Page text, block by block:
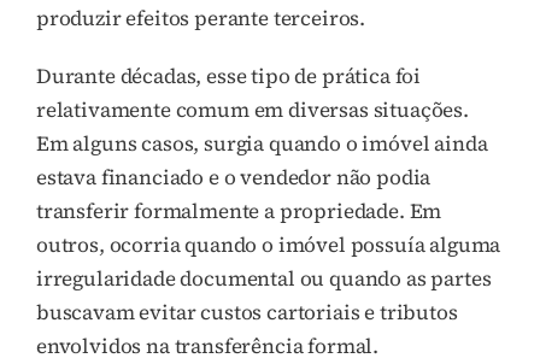
produzir efeitos perante terceiros.
Durante décadas, esse tipo de prática foi
relativamente comum em diversas situações.
Em alguns casos, surgia quando o imóvel ainda
estava financiado e o vendedor não podia
transferir formalmente a propriedade. Em
outros, ocorria quando o imóvel possuía alguma
irregularidade documental ou quando as partes
buscavam evitar custos cartoriais e tributos
envolvidos na transferência formal.